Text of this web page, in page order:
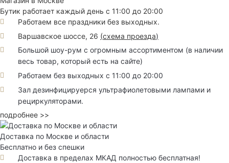
Бутик работает каждый день с 11:00 до 20:00
Работаем все праздники без выходных.
Варшавское шоссе, 26 (схема проезда)
Большой шоу-рум с огромным ассортиментом (в наличии
весь товар, который есть на сайте)
Работаем без выходных с 11:00 до 20:00
Зал дезинфицируерся ультрафиолетовыми лампами и
рециркуляторами.
подробнее >>
Доставка по Москве и области
Бесплатно и без спешки
Доставка в пределах МКАД полностью бесплатная!